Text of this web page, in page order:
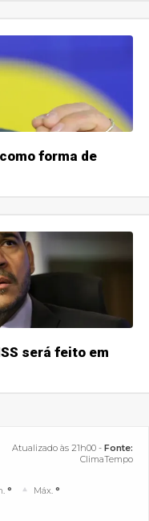
forma de
será feito em
Atualizado às 21h00 - Fonte:
ClimaTempo
° Máx.°